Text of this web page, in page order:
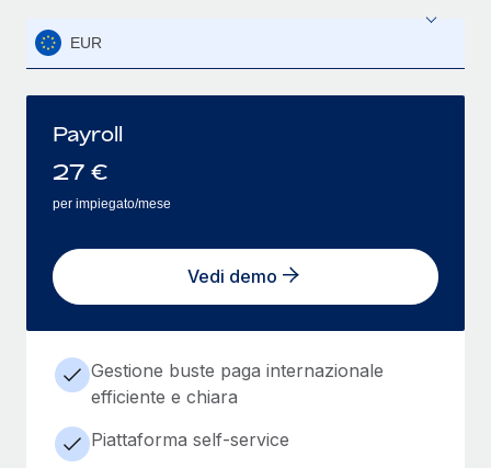
EUR
Payroll
27 €
per impiegato/mese
Vedi demo
Gestione buste paga internazionale
efficiente e chiara
Piattaforma self-service